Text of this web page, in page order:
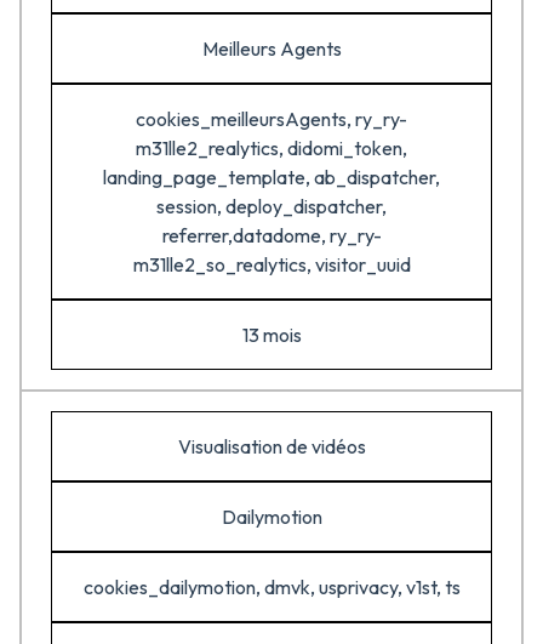
Meilleurs Agents
cookies_meilleursAgents, ry_ry-
m31lle2_realytics, didomi_token,
landing_page_template, ab_dispatcher,
session, deploy_dispatcher,
referrer,datadome, ry_ry-
m31lle2_so_realytics, visitor_uuid
13 mois
Visualisation de vidéos
Dailymotion
cookies_dailymotion, dmvk, usprivacy, v1st, ts